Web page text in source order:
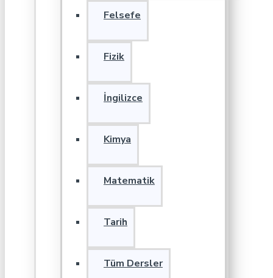
Felsefe
Fizik
İngilizce
Kimya
Matematik
Tarih
Tüm Dersler